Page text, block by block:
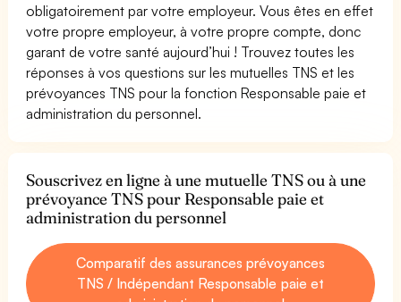
obligatoirement par votre employeur. Vous êtes en effet
votre propre employeur, à votre propre compte, donc
garant de votre santé aujourd’hui ! Trouvez toutes les
réponses à vos questions sur les mutuelles TNS et les
prévoyances TNS pour la fonction Responsable paie et
administration du personnel.
Souscrivez en ligne à une mutuelle TNS ou à une
prévoyance TNS pour Responsable paie et
administration du personnel
Comparatif des assurances prévoyances
TNS / Indépendant Responsable paie et